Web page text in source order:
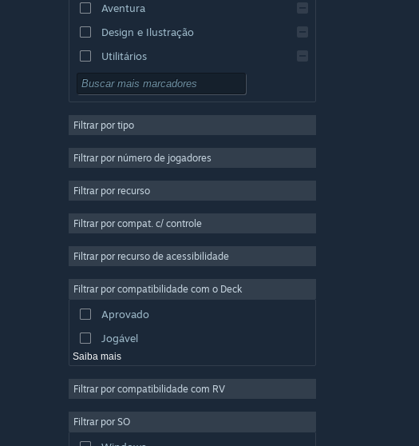
Aventura
Design e Ilustração
Utilitários
Gratuito para Jogar
Multijogador Massivo
Casual
Simulação
Produção de Vídeo
Edição de Fotos
Filtrar por tipo
Filtrar por número de jogadores
Filtrar por recurso
Filtrar por compat. c/ controle
Filtrar por recurso de acessibilidade
Filtrar por compatibilidade com o Deck
Aprovado
Jogável
Saiba mais
Filtrar por compatibilidade com RV
Filtrar por SO